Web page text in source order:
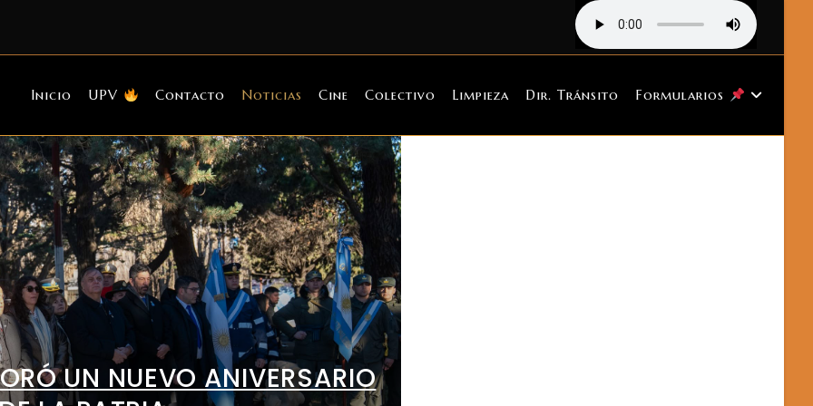
Inicio UPV Contacto Noticias Cine Colectivo Limpieza Dir. Tránsito Formularios
UN NUEVO ANIVERSARIO